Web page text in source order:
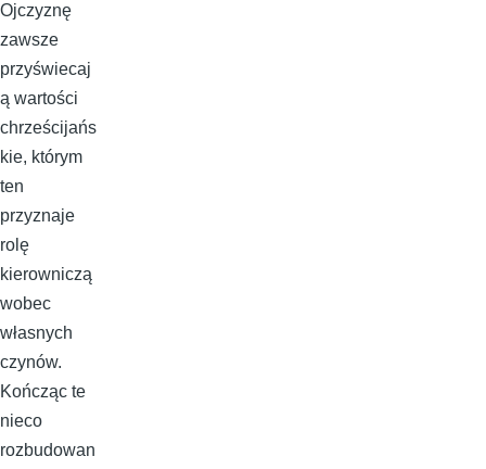
Ojczyznę
zawsze
przyświecaj
ą wartości
chrześcijańs
kie, którym
ten
przyznaje
rolę
kierowniczą
wobec
własnych
czynów.
Kończąc te
nieco
rozbudowan